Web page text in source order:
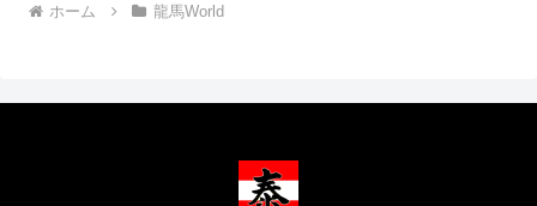
ホーム 龍馬World